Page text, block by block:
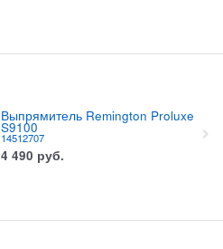
Выпрямитель Remington Proluxe
S9100
14512707
4 490 руб.